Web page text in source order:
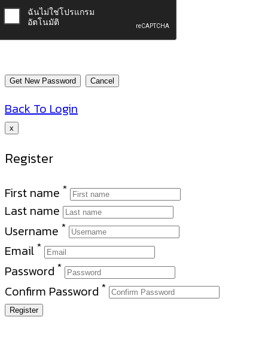
Back To Login
x
Register
First name *
Last name
Username *
Email *
Password *
Confirm Password *
Register